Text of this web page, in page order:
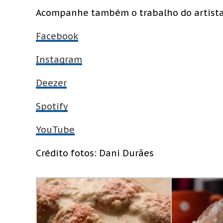
Acompanhe também o trabalho do
Facebook
Instagram
Deezer
Spotify
YouTube
Crédito fotos: Dani Durães